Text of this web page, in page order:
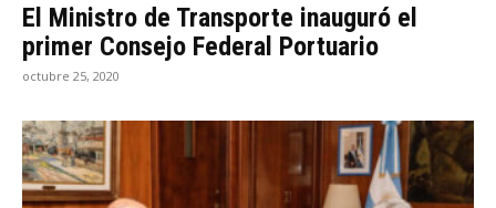
El Ministro de Transporte inauguró el
primer Consejo Federal Portuario
octubre 25, 2020